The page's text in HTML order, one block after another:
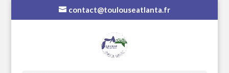
contact@toulouseatlanta.fr